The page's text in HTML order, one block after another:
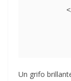
Un grifo